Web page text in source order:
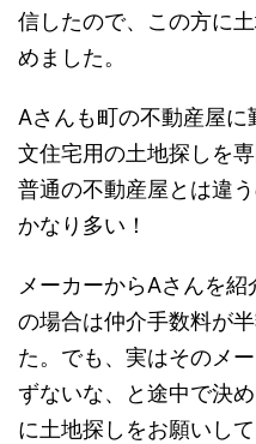
信したので、 この方に
めました。
Aさんも町の不動産屋に
文住宅用の土地探しを専
普通の不動産屋とは違
かなり多い！
メーカーからAさんを紹
の場合は仲介手数料が
た。でも、実はそのメ
ずないな、と途中で決
に土地探しをお願いし